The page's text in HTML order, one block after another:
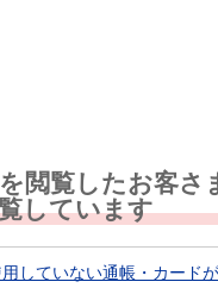
閲覧したお客さ
しています
していない通帳・カード